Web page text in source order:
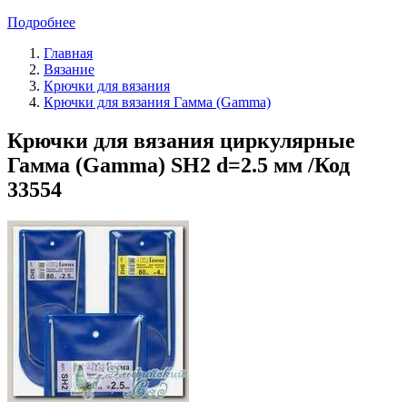
Подробнее
Главная
Вязание
Крючки для вязания
Крючки для вязания Гамма (Gamma)
Крючки для вязания циркулярные
Гамма (Gamma) SH2 d=2.5 мм /Код
33554